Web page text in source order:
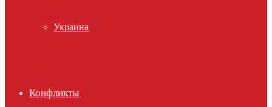
Украина
Конфликты